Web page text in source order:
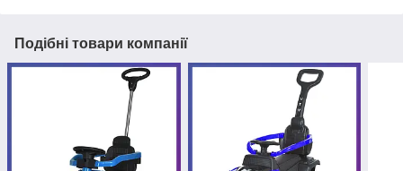
Подібні товари компанії